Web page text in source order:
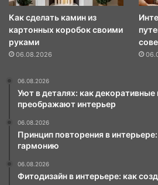
Как сделать камин из
картонных коробок своими
руками
06.08.2026
06.08.2026
Уют в деталях: как
преображают интерьер
06.08.2026
Принцип повторения в
гармонию
06.08.2026
Фитодизайн в интерьере: как